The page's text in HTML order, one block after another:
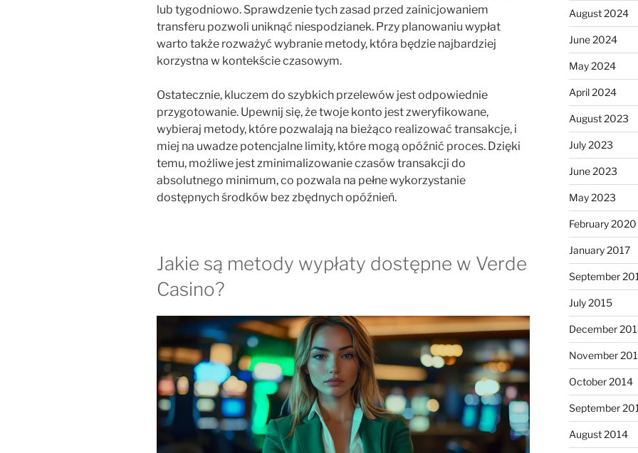
lub tygodniowo. Sprawdzenie tych zasad przed zainicjowaniem
transferu pozwoli uniknąć niespodzianek. Przy planowaniu wypłat
warto także rozważyć wybranie metody, która będzie najbardziej
korzystna w kontekście czasowym.
Ostatecznie, kluczem do szybkich przelewów jest odpowiednie
przygotowanie. Upewnij się, że twoje konto jest zweryfikowane,
wybieraj metody, które pozwalają na bieżąco realizować transakcje, i
miej na uwadze potencjalne limity, które mogą opóźnić proces. Dzięki
temu, możliwe jest zminimalizowanie czasów transakcji do
absolutnego minimum, co pozwala na pełne wykorzystanie
dostępnych środków bez zbędnych opóźnień.
Jakie są metody wypłaty dostępne w Verde
Casino?
August 2024
June 2024
May 2024
April 2024
August 2023
July 2023
June 2023
May 2023
February 2020
January 2017
September
July 2015
December
November
October 2014
September
August 2014